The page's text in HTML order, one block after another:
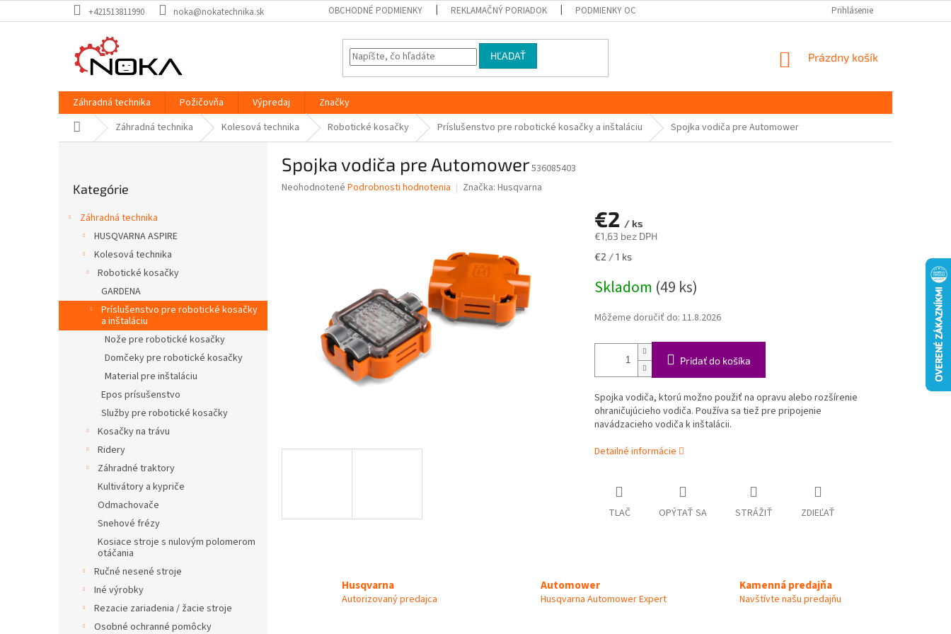
na
+421513811990 noka@nokatechnika.sk OBCHODNÉ PODMIENKY REKLAMAČNÝ PORIADOK PODMIENKY OCHRANY OSOBNÝCH ÚDAJOV DOPRAVA A PLATBAPrihlásenie
HĽADAŤ
NÁKUPNÝ
Prázdny košík
Záhradná technika Požičovňa Výpredaj
Značky
Domov Záhradná technika Kolesová technika Robotické kosačky Príslušenstvo pre robotické kosačky a inštaláciu Spojka vodiča pre Automower
kategórie
Kategórie
Záhradná technika
HUSQVARNA ASPIRE
Kolesová technika
Robotické kosačky
GARDENA
Príslušenstvo pre robotické kosačky
a inštaláciu
Nože pre robotické kosačky
Domčeky pre robotické kosačky
Material pre inštaláciu
Epos prísušenstvo
Služby pre robotické kosačky
Kosačky na trávu
Ridery
Záhradné traktory
Kultivátory a kypriče
Odmachovače
Snehové frézy
Kosiace stroje s nulovým polomerom
otáčania
Ručné nesené stroje
Iné výrobky
Rezacie zariadenia / žacie stroje
Osobné ochranné pomôcky
Spojka vodiča pre Automower536085403
Priemerné
Neohodnotené Podrobnosti hodnotenia Značka: Husqvarna
€2 / ks
€1,63 bez DPH
Jednotková
€2 / 1 ks
Skladom (49 ks)
Môžeme doručiť do: 11.8.2026
Pridať do košíka
Spojka vodiča, ktorú možno použiť na opravu alebo rozšírenie
ohraničujúcieho vodiča. Používa sa tiež pre pripojenie
navádzacieho vodiča k inštalácii.
Detailné informácie
TLAČ OPÝTAŤ SA STRÁŽIŤ ZDIEĽAŤ
Husqvarna
Autorizovaný predajca
Automower
Husqvarna Automower Expert
Kamenná predajňa
Navštívte našu predajňu